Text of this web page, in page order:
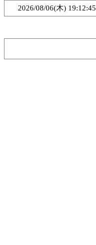
2026/08/06(木) 19:12:45